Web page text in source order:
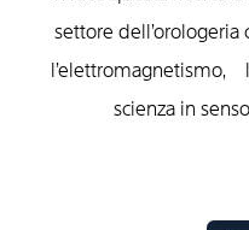
settore
l’elettromagnetismo,
scienza in